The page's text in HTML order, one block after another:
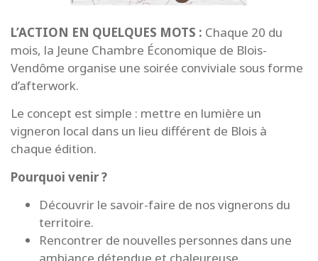
L’ACTION EN QUELQUES MOTS : Chaque 20 du
mois, la Jeune Chambre Économique de Blois-
Vendôme organise une soirée conviviale sous forme
d’afterwork.
Le concept est simple : mettre en lumière un
vigneron local dans un lieu différent de Blois à
chaque édition.
Pourquoi venir ?
Découvrir le savoir-faire de nos vignerons du
territoire.
Rencontrer de nouvelles personnes dans une